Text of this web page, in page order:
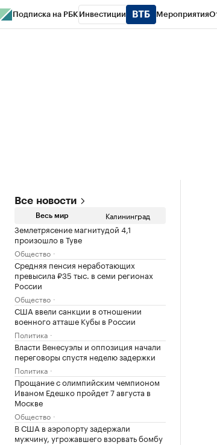
Подписка на РБК Инвестиции Мероприятия
Все новости
Весь мир Калининград
Землетрясение магнитудой 4,1
произошло в Туве
Общество
Средняя пенсия неработающих
превысила ₽35 тыс. в семи регионах
России
Общество
США ввели санкции в отношении
военного атташе Кубы в России
Политика
Власти Венесуэлы и оппозиция начали
переговоры спустя неделю задержки
Политика
Прощание с олимпийским чемпионом
Иваном Едешко пройдет 7 августа в
Москве
Общество
В США в аэропорту задержали
мужчину, угрожавшего взорвать бомбу